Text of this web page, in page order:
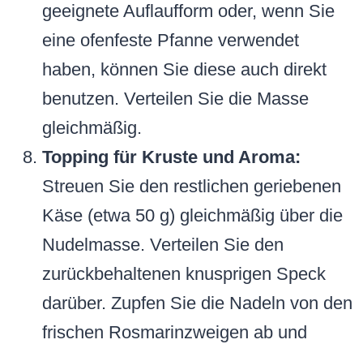
geeignete Auflaufform oder, wenn Sie
eine ofenfeste Pfanne verwendet
haben, können Sie diese auch direkt
benutzen. Verteilen Sie die Masse
gleichmäßig.
Topping für Kruste und Aroma:
Streuen Sie den restlichen geriebenen
Käse (etwa 50 g) gleichmäßig über die
Nudelmasse. Verteilen Sie den
zurückbehaltenen knusprigen Speck
darüber. Zupfen Sie die Nadeln von den
frischen Rosmarinzweigen ab und